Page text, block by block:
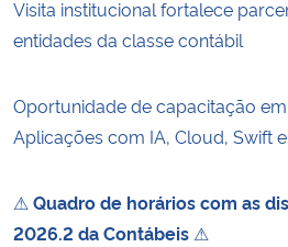
Visita institucional fortalece
entidades da classe contábil
Oportunidade de capacitação
Aplicações com IA, Cloud, Swift
⚠ Quadro de horários com as
2026.2 da Contábeis ⚠